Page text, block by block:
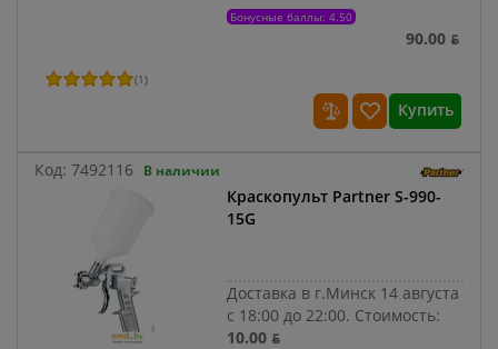
Бонусные баллы: 4.50
90.00 ƃ
(1)
Купить
Код: 7492116 В наличии
Краскопульт Partner S-990-
15G
Доставка в г.Минск 14 августа
с 18:00 до 22:00. Стоимость:
10.00 ƃ